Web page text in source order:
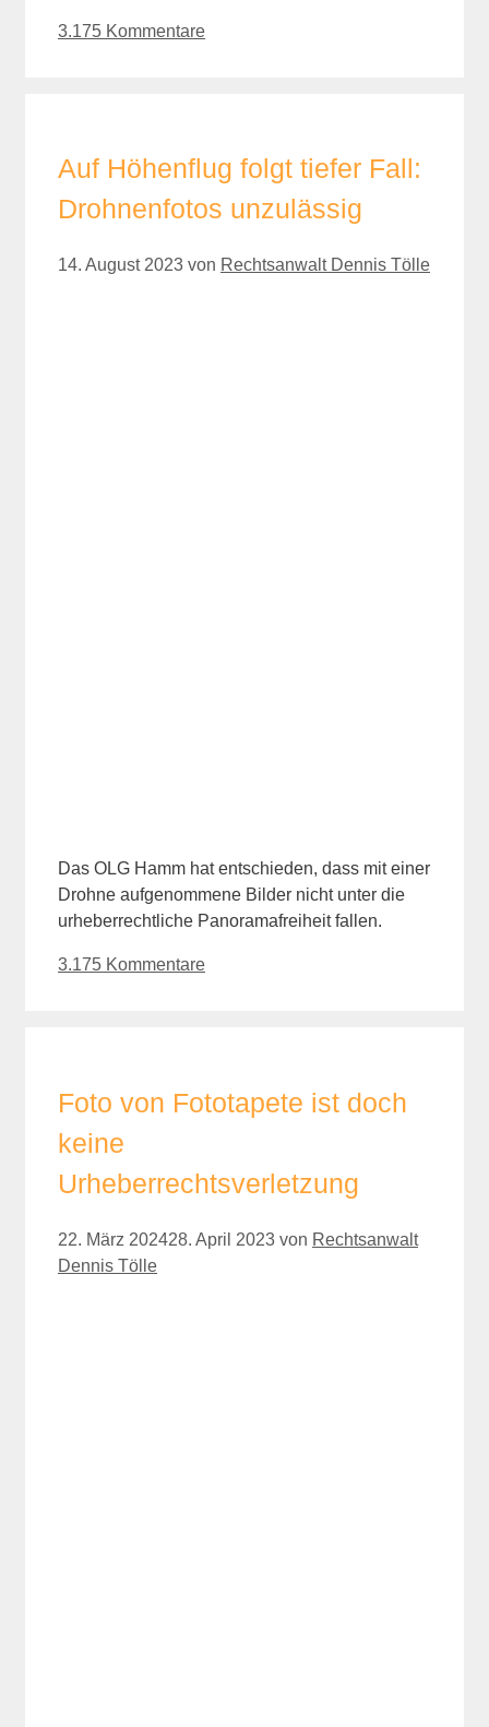
3.175 Kommentare
Auf Höhenflug folgt tiefer Fall:
Drohnenfotos unzulässig
14. August 2023 von Rechtsanwalt Dennis Tölle
Das OLG Hamm hat entschieden, dass mit einer
Drohne aufgenommene Bilder nicht unter die
urheberrechtliche Panoramafreiheit fallen.
3.175 Kommentare
Foto von Fototapete ist doch
keine
Urheberrechtsverletzung
22. März 202428. April 2023 von Rechtsanwalt
Dennis Tölle